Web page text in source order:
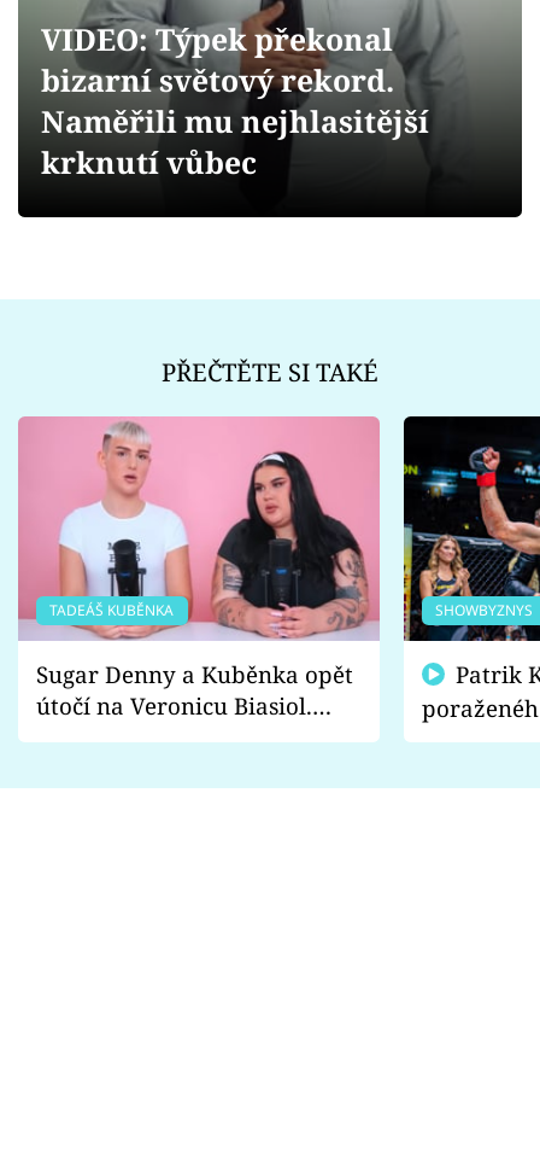
Videa
Sledujte prima+
VIDEO: Týpek překonal
bizarní světový rekord.
Naměřili mu nejhlasitější
krknutí vůbec
PŘEČTĚTE SI TAKÉ
TADEÁŠ KUBĚNKA
Sugar Denny a Kuběnka opět
útočí na Veronicu Biasiol.
Proč je podle nich falešná a
SHOWBYZNYS
fanoušci